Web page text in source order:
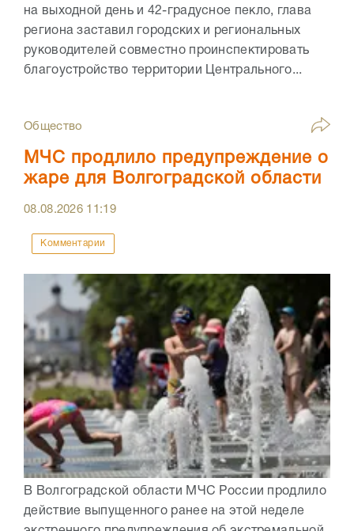
на выходной день и 42-градусное пекло, глава
региона заставил городских и региональных
руководителей совместно проинспектировать
благоустройство территории Центрального...
Общество
МЧС продлило предупреждение о
жаре для Волгоградской области
08.08.2026 11:19
Комментарии
В Волгоградской области МЧС России продлило
действие выпущенного ранее на этой неделе